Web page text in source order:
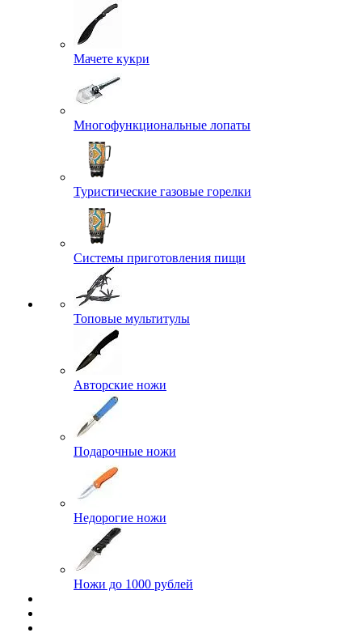
Мачете кукри
Многофункциональные лопаты
Туристические газовые горелки
Системы приготовления пищи
Топовые мультитулы
Авторские ножи
Подарочные ножи
Недорогие ножи
Ножи до 1000 рублей